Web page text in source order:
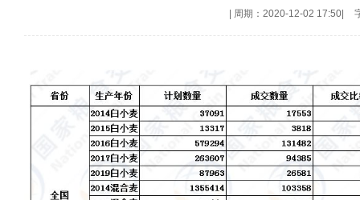
周期：2020-12-02 17:50